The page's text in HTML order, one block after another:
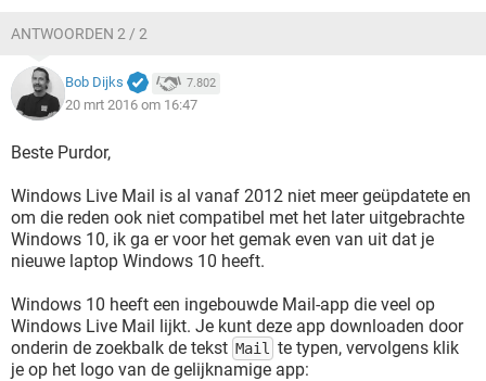
ANTWOORDEN 2 / 2
Bob Dijks 7.802
20 mrt 2016 om 16:47
Beste Purdor,
Windows Live Mail is al vanaf 2012 niet meer geüpdatete en
om die reden ook niet compatibel met het later uitgebrachte
Windows 10, ik ga er voor het gemak even van uit dat je
nieuwe laptop Windows 10 heeft.
Windows 10 heeft een ingebouwde Mail-app die veel op
Windows Live Mail lijkt. Je kunt deze app downloaden door
onderin de zoekbalk de tekst Mail
te typen, vervolgens klik
je op het logo van de gelijknamige app: